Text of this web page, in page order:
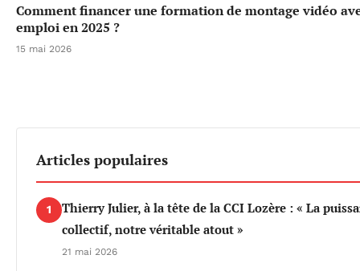
Comment financer une formation de montage vidéo
emploi en 2025 ?
15 mai 2026
Articles populaires
1
Thierry Julier, à la tête de la CCI Lozère : « La
collectif, notre véritable atout »
21 mai 2026